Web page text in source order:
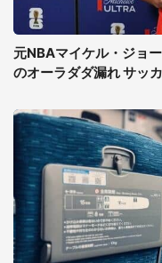
元NBAマイケル・ジョ
のオーラダダ漏れ サッ